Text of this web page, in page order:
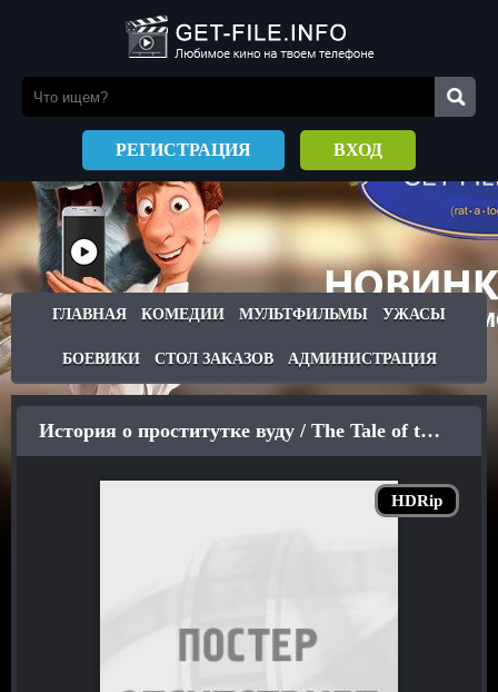
РЕГИСТРАЦИЯ ВХОД
ГЛАВНАЯ КОМЕДИИ МУЛЬТФИЛЬМЫ УЖАСЫ
БОЕВИКИ СТОЛ ЗАКАЗОВ АДМИНИСТРАЦИЯ
HDRip
История о проститутке вуду / The Tale of the Voodoo Prostitute (2012)